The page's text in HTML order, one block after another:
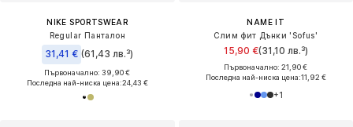
NIKE SPORTSWEAR
Regular Панталон
31,41 € (61,43 лв.³)
Първоначално: 39,90 €
Последна най-ниска цена:24,43 €
NAME IT
Слим фит Дънки 'Sofus'
15,90 €(31,10 лв.³)
Първоначално: 21,90 €
Последна най-ниска цена:11,92 €
+1